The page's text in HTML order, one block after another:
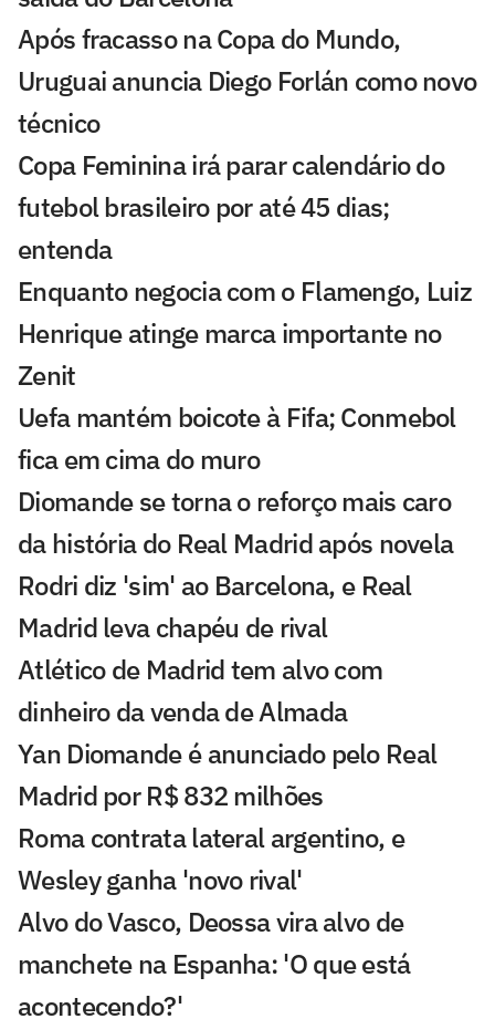
Após fracasso na Copa do Mundo,
Uruguai anuncia Diego Forlán como novo
técnico
Copa Feminina irá parar calendário do
futebol brasileiro por até 45 dias;
entenda
Enquanto negocia com o Flamengo, Luiz
Henrique atinge marca importante no
Zenit
Uefa mantém boicote à Fifa; Conmebol
fica em cima do muro
Diomande se torna o reforço mais caro
da história do Real Madrid após novela
Rodri diz 'sim' ao Barcelona, e Real
Madrid leva chapéu de rival
Atlético de Madrid tem alvo com
dinheiro da venda de Almada
Yan Diomande é anunciado pelo Real
Madrid por R$ 832 milhões
Roma contrata lateral argentino, e
Wesley ganha 'novo rival'
Alvo do Vasco, Deossa vira alvo de
manchete na Espanha: 'O que está
acontecendo?'